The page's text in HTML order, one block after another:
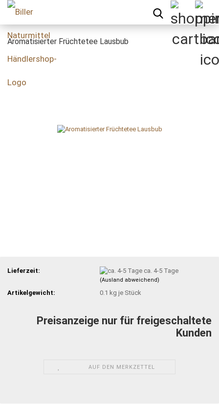
Aromatisierter Früchtetee Lausbub
Lieferzeit: ca. 4-5 Tage
(Ausland abweichend)
Artikelgewicht: 0.1 kg je Stück
Preisanzeige nur für freigeschaltete
Kunden
AUF DEN MERKZETTEL